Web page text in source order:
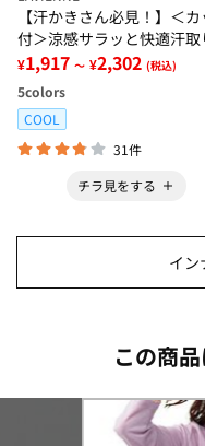
【汗かきさん必見！】＜
付＞涼感サラッと快適汗取
ンクトップインナー＜さら
ボ＞
¥1,917 ～ ¥2,302 (税込)
5colors
COOL
31件
チラ見をする
イン
この商